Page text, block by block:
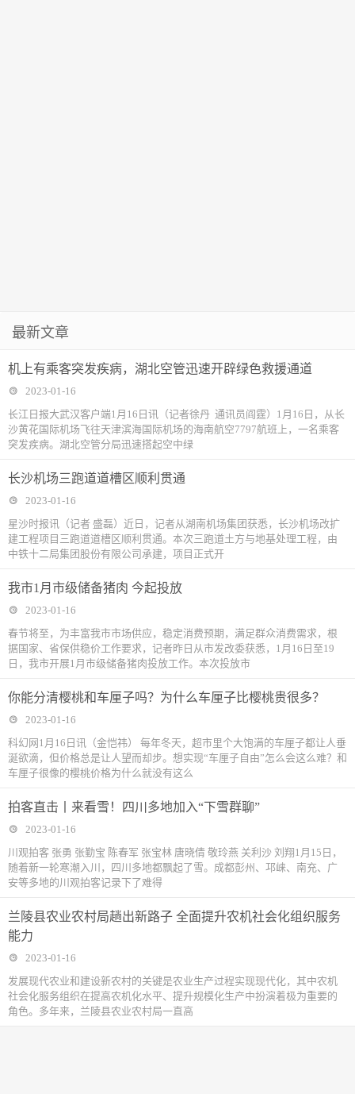
最新文章
机上有乘客突发疾病，湖北空管迅速开辟绿色救援通道
2023-01-16
长江日报大武汉客户端1月16日讯（记者徐丹 通讯员阎霆）1月16日，从长
沙黄花国际机场飞往天津滨海国际机场的海南航空7797航班上，一名乘客
突发疾病。湖北空管分局迅速搭起空中绿
长沙机场三跑道道槽区顺利贯通
2023-01-16
星沙时报讯（记者 盛磊）近日，记者从湖南机场集团获悉，长沙机场改扩
建工程项目三跑道道槽区顺利贯通。本次三跑道土方与地基处理工程，由
中铁十二局集团股份有限公司承建，项目正式开
我市1月市级储备猪肉 今起投放
2023-01-16
春节将至，为丰富我市市场供应，稳定消费预期，满足群众消费需求，根
据国家、省保供稳价工作要求，记者昨日从市发改委获悉，1月16日至19
日，我市开展1月市级储备猪肉投放工作。本次投放市
你能分清樱桃和车厘子吗？为什么车厘子比樱桃贵很多？
2023-01-16
科幻网1月16日讯（金恺祎） 每年冬天，超市里个大饱满的车厘子都让人垂
涎欲滴，但价格总是让人望而却步。想实现“车厘子自由”怎么会这么难？和
车厘子很像的樱桃价格为什么就没有这么
拍客直击丨来看雪！四川多地加入“下雪群聊”
2023-01-16
川观拍客 张勇 张勤宝 陈春军 张宝林 唐晓倩 敬玲燕 关利沙 刘翔1月15日，
随着新一轮寒潮入川，四川多地都飘起了雪。成都彭州、邛崃、南充、广
安等多地的川观拍客记录下了难得
兰陵县农业农村局趟出新路子 全面提升农机社会化组织服务
能力
2023-01-16
发展现代农业和建设新农村的关键是农业生产过程实现现代化，其中农机
社会化服务组织在提高农机化水平、提升规模化生产中扮演着极为重要的
角色。多年来，兰陵县农业农村局一直高